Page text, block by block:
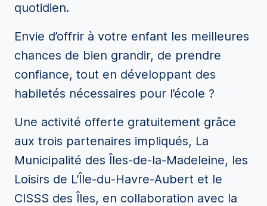
quotidien.
Envie d’offrir à votre enfant les meilleures
chances de bien grandir, de prendre
confiance, tout en développant des
habiletés nécessaires pour l’école ?
Une activité offerte gratuitement grâce
aux trois partenaires impliqués, La
Municipalité des Îles-de-la-Madeleine, les
Loisirs de L’Île-du-Havre-Aubert et le
CISSS des Îles, en collaboration avec la